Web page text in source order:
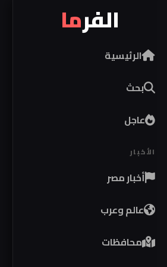
الفرما
الرئيسية
بحث
عاجل
الأخبار
أخبار مصر
عالم وعرب
محافظات